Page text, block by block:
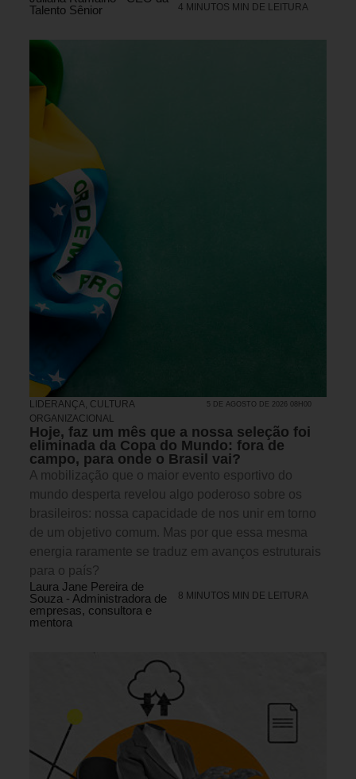
Talento Sênior
4 MINUTOS MIN DE LEITURA
LIDERANÇA, CULTURA
ORGANIZACIONAL
5 DE AGOSTO DE 2026 08H00
Hoje, faz um mês que a nossa seleção foi
eliminada da Copa do Mundo: fora de
campo, para onde o Brasil vai?
A mobilização que o maior evento esportivo do
mundo desperta revelou algo poderoso sobre os
brasileiros: nossa capacidade de nos unir em torno
de um objetivo comum. Mas por que essa mesma
energia raramente se traduz em avanços estruturais
para o país?
Laura Jane Pereira de
Souza - Administradora de
empresas, consultora e
mentora
8 MINUTOS MIN DE LEITURA